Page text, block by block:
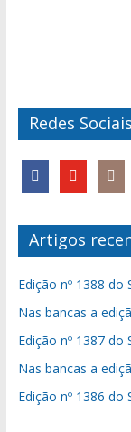
Redes Sociais
Artigos
Edição nº 1388
Nas bancas a
Edição nº 1387
Nas bancas a
Edição nº 1386